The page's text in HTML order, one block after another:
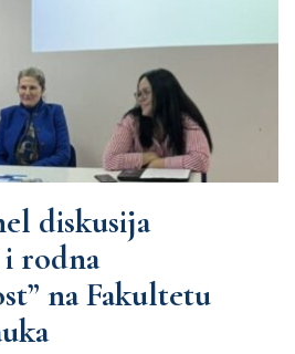
diskusija
rodna
na Fakultetu